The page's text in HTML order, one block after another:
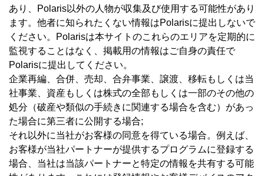
あり、Polaris以外の人物が収集及び使用する可能性があり
ます。他者に知られたくない情報はPolarisに提出しないで
ください。Polarisは本サイトのこれらのエリアを定期的に
監視することはなく、掲載用の情報はご自身の責任で
Polarisに提出してください。
企業再編、合併、売却、合弁事業、譲渡、移転もしくは当
社事業、資産もしくは株式の全部もしくは一部のその他の
処分（破産や類似の手続きに関連する場合を含む）があっ
た場合に第三者に公開する場合;
それ以外に当社がお客様の同意を得ている場合。例えば、
お客様が当社パートナーが提供するプログラムに登録する
場合、当社は当該パートナーと特定の情報を共有する可能